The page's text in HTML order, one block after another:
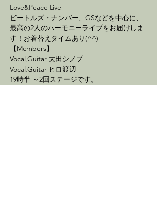
Love&Peace Live
ビートルズ・ナンバー、GSなどを中心に、
最高の2人のハーモニーライブをお届けしま
す！お着替えタイムあり(^^)
【Members】
Vocal,Guitar 太田シノブ
Vocal,Guitar ヒロ渡辺
19時半 ～2回ステージです。